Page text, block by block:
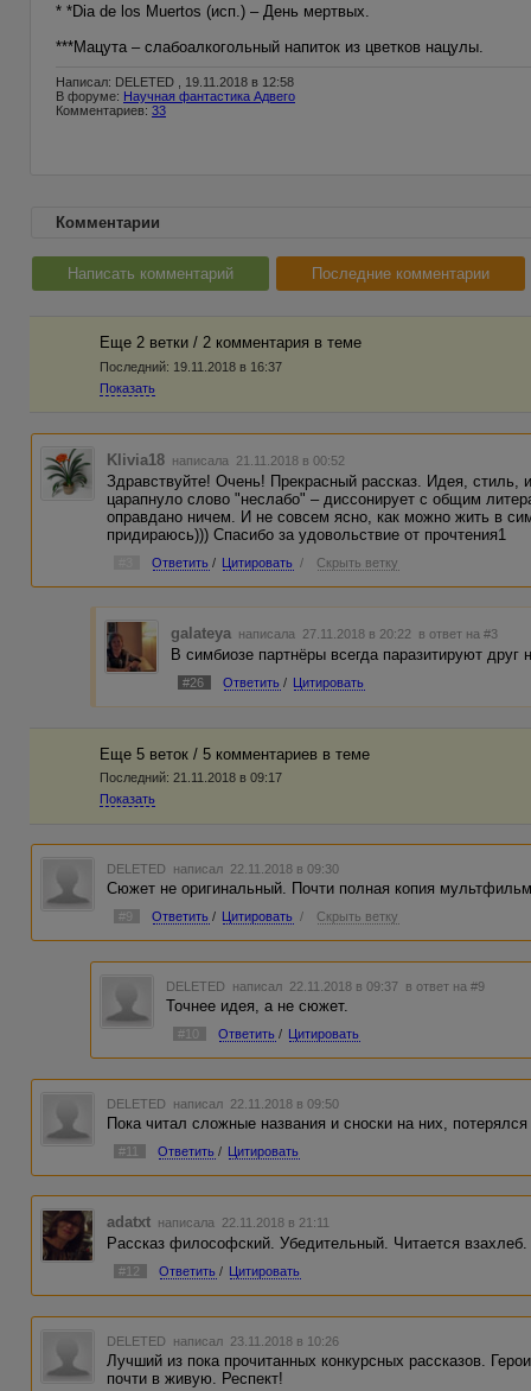
* *Dia de los Muertos (исп.) – День мертвых.
***Мацута – слабоалкогольный напиток из цветков нацулы.
Написал: DELETED , 19.11.2018 в 12:58
В форуме: Научная фантастика Адвего
Комментариев: 33
Комментарии
Написать комментарий Последние комментарии
Еще 2 ветки / 2 комментария в темe
Последний: 19.11.2018 в 16:37
Показать
Klivia18 написала 21.11.2018 в 00:52
Здравствуйте! Очень! Прекрасный рассказ. Идея, стиль,
царапнуло слово "неслабо" – диссонирует с общим
оправдано ничем. И не совсем ясно, как можно жить в
придираюсь))) Спасибо за удовольствие от прочтения1
Ответить / Цитировать / Скрыть ветку
galateya написала 27.11.2018 в 20:22 в ответ на #3
В симбиозе партнёры всегда паразитируют
#26 Ответить / Цитировать
Еще 5 веток / 5 комментариев в темe
Последний: 21.11.2018 в 09:17
Показать
DELETED написал 22.11.2018 в 09:30
Сюжет не оригинальный. Почти полная копия
#9 Ответить / Цитировать / Скрыть ветку
DELETED написал 22.11.2018 в 09:37 в ответ на #9
Точнее идея, а не сюжет.
#10 Ответить / Цитировать
DELETED написал 22.11.2018 в 09:50
Пока читал сложные названия и сноски на них,
#11 Ответить / Цитировать
adatxt написала 22.11.2018 в 21:11
Рассказ философский. Убедительный. Читается взахлеб.
#12 Ответить / Цитировать
DELETED написал 23.11.2018 в 10:26
Лучший из пока прочитанных конкурсных рассказов.
почти в живую. Респект!